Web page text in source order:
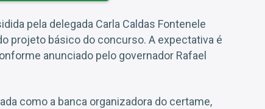
pela delegada Carla Caldas Fontenele
projeto básico do concurso. A expectativa é
anunciado pelo governador Rafael
como a banca organizadora do certame,